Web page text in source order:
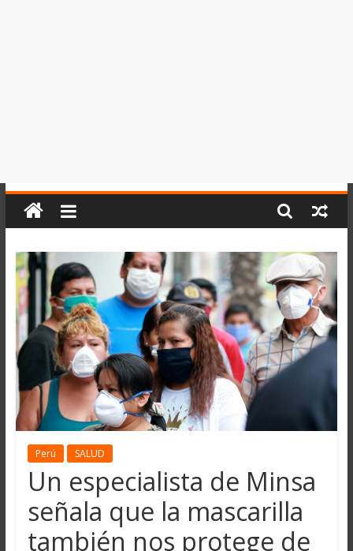
Perú SALUD
Un especialista de Minsa
señala que la mascarilla
también nos protege de